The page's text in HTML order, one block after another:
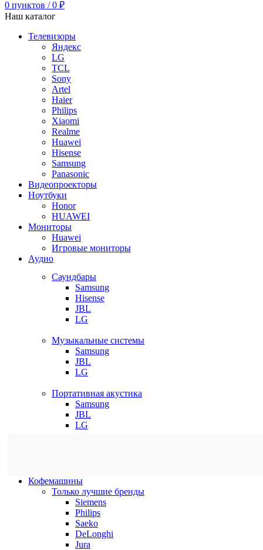
0 пунктов / 0 ₽
Наш каталог
Телевизоры
Яндекс
LG
TCL
Sony
Artel
Haier
Philips
Xiaomi
Realme
Huawei
Hisense
Samsung
Panasonic
Видеопроекторы
Ноутбуки
Honor
HUAWEI
Мониторы
Huawei
Игровые мониторы
Аудио
Саундбары
Samsung
Hisense
JBL
LG
Музыкальные системы
Samsung
JBL
LG
Портативная акустика
Samsung
JBL
LG
Кофемашины
Только лучшие бренды
Siemens
Philips
Saeko
DeLonghi
Jura